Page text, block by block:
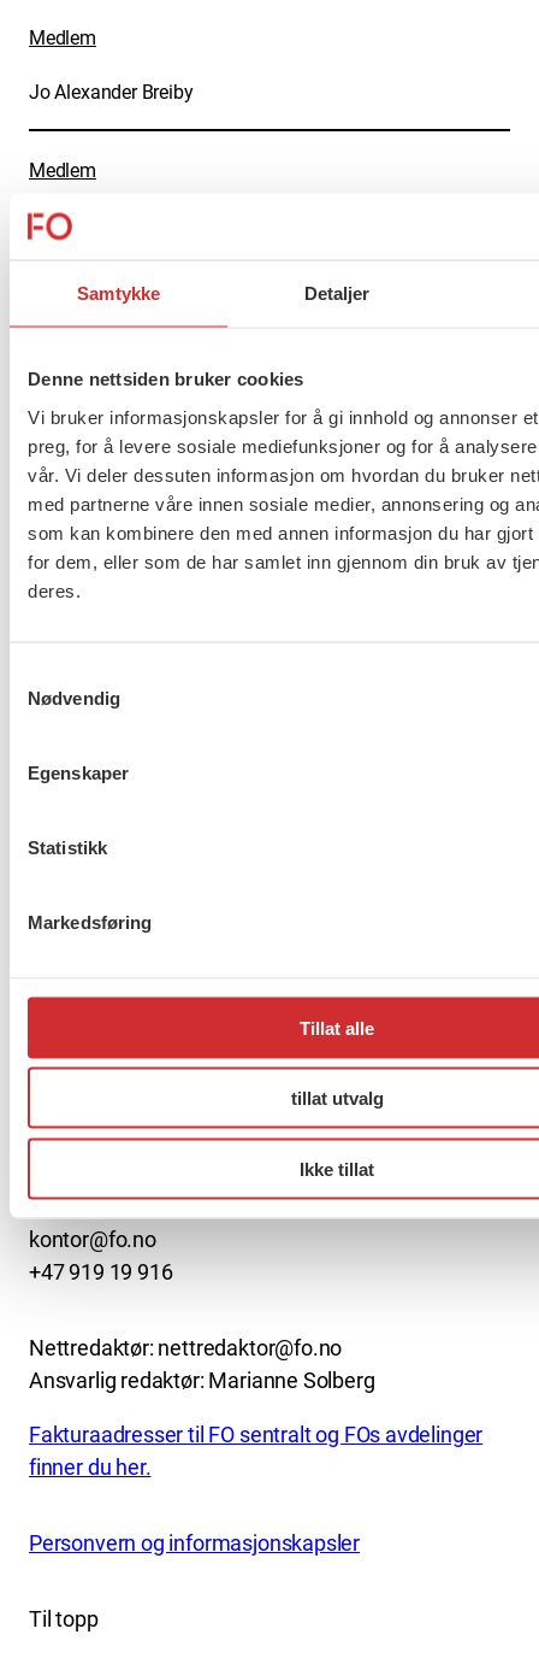
Samtykke Detaljer
Denne nettsiden bruker cookies
Vi bruker informasjonskapsler for å gi innhold og annonser
preg, for å levere sosiale mediefunksjoner og for å
vår. Vi deler dessuten informasjon om hvordan du bruker
med partnerne våre innen sosiale medier, annonsering og
som kan kombinere den med annen informasjon du har gjort
for dem, eller som de har samlet inn gjennom din bruk av
deres.
Nødvendig
Egenskaper
Statistikk
Markedsføring
Tillat alle
tillat utvalg
Ikke tillat
Medlem
Jo Alexander Breiby
Medlem
Julian Ofsdal Berg
Medlem
Flere saker Se alle
Taushetsplikt og personvern
Mariboes gate 13
kontor@fo.no
+47 919 19 916
Nettredaktør: nettredaktor@fo.no
Ansvarlig redaktør: Marianne Solberg
Fakturaadresser til FO sentralt og FOs avdelinger
finner du her.
Personvern og informasjonskapsler
Til topp